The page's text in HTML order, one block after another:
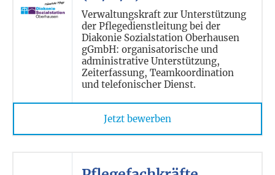
Verwaltungskraft zur Unterstützung
der Pflegedienstleitung bei der
Diakonie Sozialstation Oberhausen
gGmbH: organisatorische und
administrative Unterstützung,
Zeiterfassung, Teamkoordination
und telefonischer Dienst.
Jetzt bewerben